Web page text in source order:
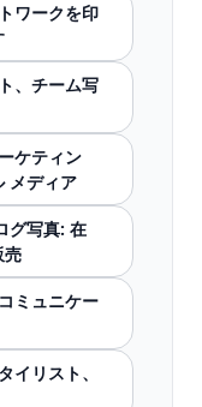
ワークを印
、チーム写
ケティン
メディア
グ写真: 在
売
ミュニケー
イリスト、